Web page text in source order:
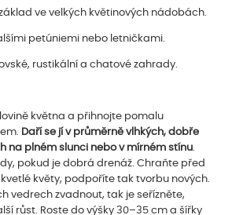
ve velkých květinových nádobách.
petúniemi nebo letničkami.
rustikální a chatové zahrady.
května a přihnojte pomalu
Daří se jí v průměrně vlhkých, dobře
na plném slunci nebo v mírném stínu
pokud je dobrá drenáž. Chraňte před
květy, podpoříte tak tvorbu nových.
vedrech zvadnout, tak je seřízněte,
růst. Roste do výšky 30–35 cm a šířky